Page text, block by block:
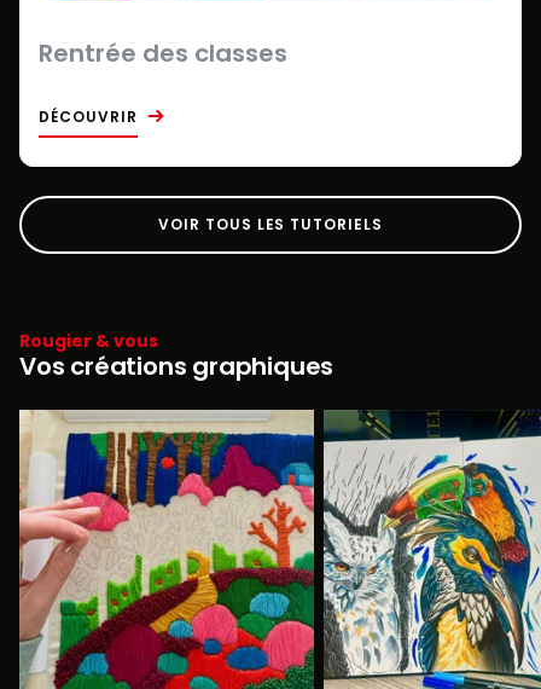
Rentrée des classes
DÉCOUVRIR
VOIR TOUS LES TUTORIELS
Rougier & vous
Vos créations graphiques